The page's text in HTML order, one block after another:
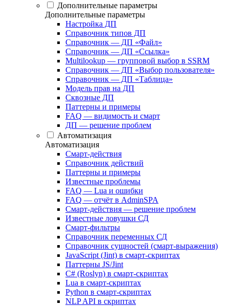
Дополнительные параметры
Дополнительные параметры
Настройка ДП
Справочник типов ДП
Справочник — ДП «Файл»
Справочник — ДП «Ссылка»
Multilookup — групповой выбор в SSRM
Справочник — ДП «Выбор пользователя»
Справочник — ДП «Таблица»
Модель прав на ДП
Сквозные ДП
Паттерны и примеры
FAQ — видимость и смарт
ДП — решение проблем
Автоматизация
Автоматизация
Смарт-действия
Справочник действий
Паттерны и примеры
Известные проблемы
FAQ — Lua и ошибки
FAQ — отчёт в AdminSPA
Смарт-действия — решение проблем
Известные ловушки СД
Смарт-фильтры
Справочник переменных СД
Справочник сущностей (смарт-выражения)
JavaScript (Jint) в смарт-скриптах
Паттерны JS/Jint
C# (Roslyn) в смарт-скриптах
Lua в смарт-скриптах
Python в смарт-скриптах
NLP API в скриптах